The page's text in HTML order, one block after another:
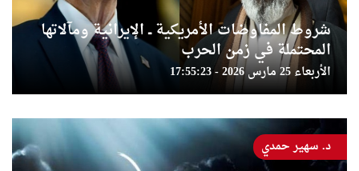
شروط المفاوضات الأمريكية ــ الإيرانية ومآلاتها
المحتملة في زمن الحرب
الأربعاء 25 مارس 2026 - 17:55:23
د. سهير حمدي